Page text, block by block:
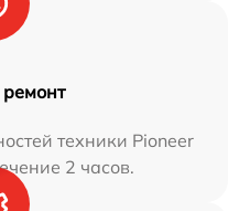
техники Pioneer
2 часов.